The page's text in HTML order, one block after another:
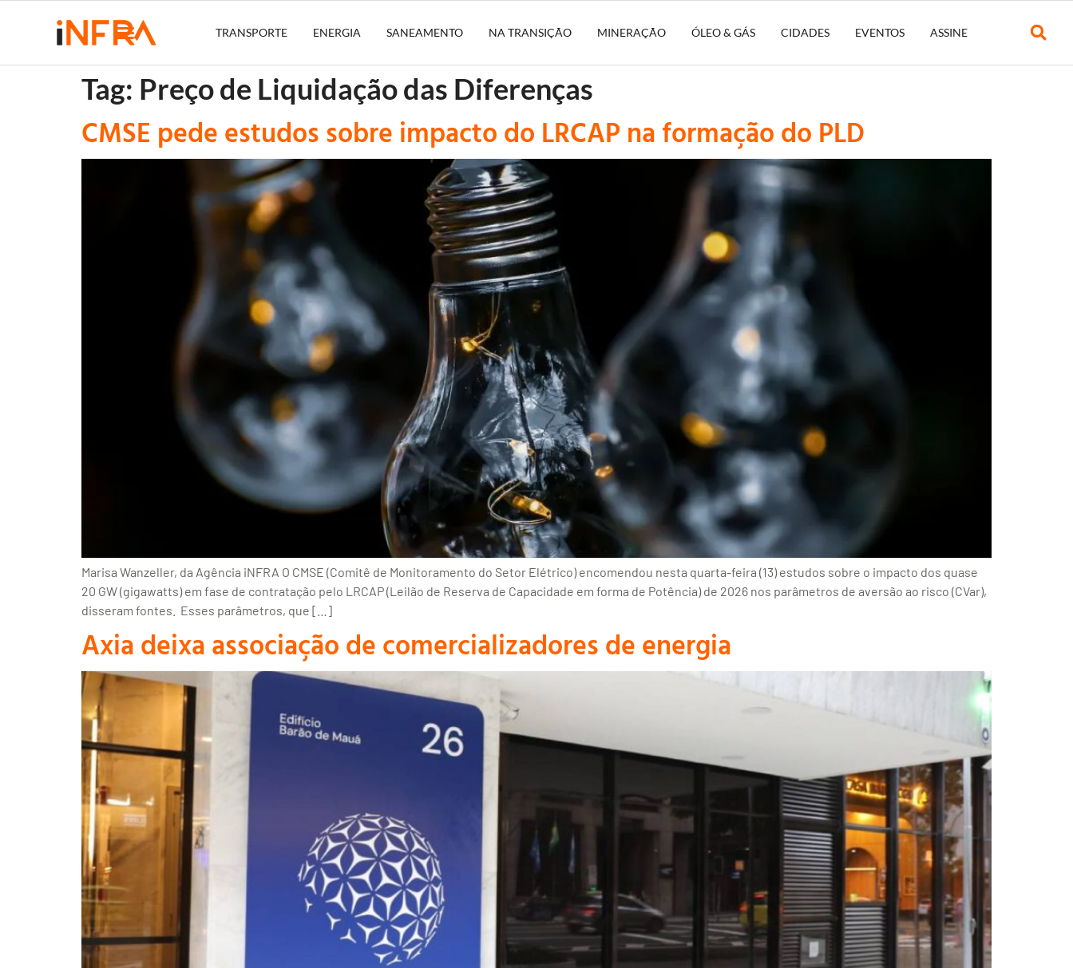
TRANSPORTE ENERGIA SANEAMENTO NA TRANSIÇÃO MINERAÇÃO ÓLEO & GÁS CIDADES EVENTOS ASSINE
Tag: Preço de Liquidação das Diferenças
CMSE pede estudos sobre impacto do LRCAP na formação do PLD
Marisa Wanzeller, da Agência iNFRA O CMSE (Comitê de Monitoramento do Setor Elétrico) encomendou nesta quarta-feira (13) estudos sobre o impacto dos quase
20 GW (gigawatts) em fase de contratação pelo LRCAP (Leilão de Reserva de Capacidade em forma de Potência) de 2026 nos parâmetros de aversão ao risco (CVar),
disseram fontes. Esses parâmetros, que […]
Axia deixa associação de comercializadores de energia